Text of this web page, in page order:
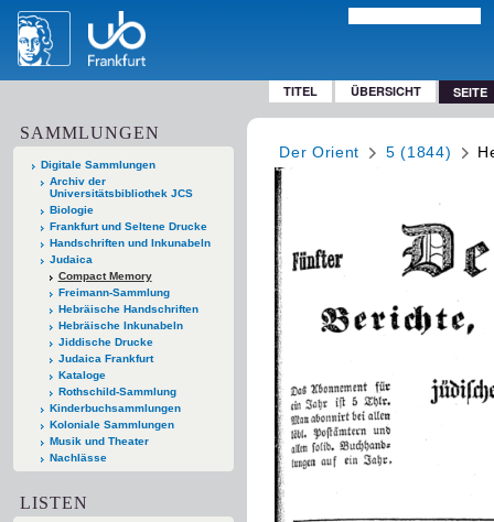
TITEL ÜBERSICHT SEITE
SAMMLUNGEN
Digitale Sammlungen
Archiv der
Universitätsbibliothek JCS
Biologie
Frankfurt und Seltene Drucke
Handschriften und Inkunabeln
Judaica
Compact Memory
Freimann-Sammlung
Hebräische Handschriften
Hebräische Inkunabeln
Jiddische Drucke
Judaica Frankfurt
Kataloge
Rothschild-Sammlung
Kinderbuchsammlungen
Koloniale Sammlungen
Musik und Theater
Nachlässe
LISTEN
Der Orient 5 (1844)